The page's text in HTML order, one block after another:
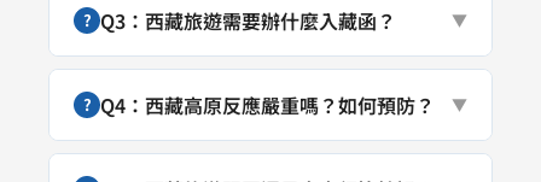
? Q3：西藏旅遊需要辦什麼入藏函？ ▼
? Q4：西藏高原反應嚴重嗎？如何預防？ ▼